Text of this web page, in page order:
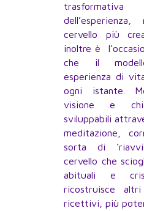
trasformativa
cervello più
inoltre è
che il
esperienza di
ogni istante.
visione e
sviluppabili
meditazione,
sorta di
cervello che
abituali e
ricostruisce
ricettivi, più